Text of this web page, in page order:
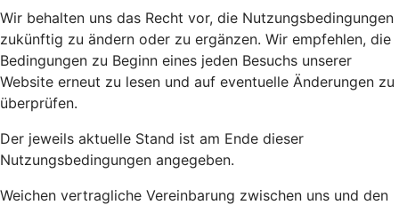
Wir behalten uns das Recht vor, die Nutzungsbedingungen
zukünftig zu ändern oder zu ergänzen. Wir empfehlen, die
Bedingungen zu Beginn eines jeden Besuchs unserer
Website erneut zu lesen und auf eventuelle Änderungen zu
überprüfen.
Der jeweils aktuelle Stand ist am Ende dieser
Nutzungsbedingungen angegeben.
Weichen vertragliche Vereinbarung zwischen uns und den